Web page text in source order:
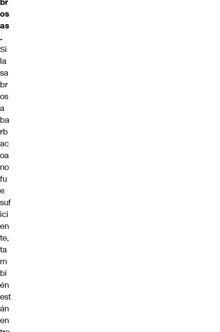
os
as
.
Si
la
sa
br
os
a
ba
rb
ac
oa
no
fu
e
suf
ici
en
te,
ta
m
bi
én
est
án
en